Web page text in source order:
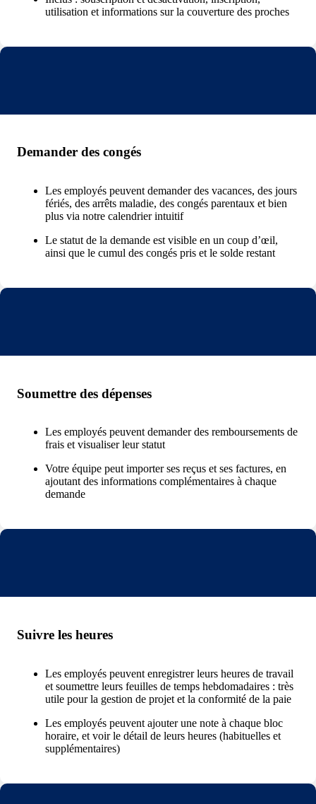
utilisation et informations sur la couverture des proches
Demander des congés
Les employés peuvent demander des vacances, des jours
fériés, des arrêts maladie, des congés parentaux et bien
plus via notre calendrier intuitif
Le statut de la demande est visible en un coup d’œil,
ainsi que le cumul des congés pris et le solde restant
Soumettre des dépenses
Les employés peuvent demander des remboursements de
frais et visualiser leur statut
Votre équipe peut importer ses reçus et ses factures, en
ajoutant des informations complémentaires à chaque
demande
Suivre les heures
Les employés peuvent enregistrer leurs heures de travail
et soumettre leurs feuilles de temps hebdomadaires : très
utile pour la gestion de projet et la conformité de la paie
Les employés peuvent ajouter une note à chaque bloc
horaire, et voir le détail de leurs heures (habituelles et
supplémentaires)